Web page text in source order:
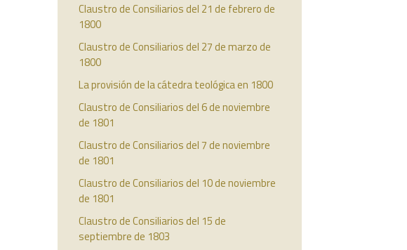
Claustro de Consiliarios del 21 de febrero de
1800
Claustro de Consiliarios del 27 de marzo de
1800
La provisión de la cátedra teológica en 1800
Claustro de Consiliarios del 6 de noviembre
de 1801
Claustro de Consiliarios del 7 de noviembre
de 1801
Claustro de Consiliarios del 10 de noviembre
de 1801
Claustro de Consiliarios del 15 de
septiembre de 1803